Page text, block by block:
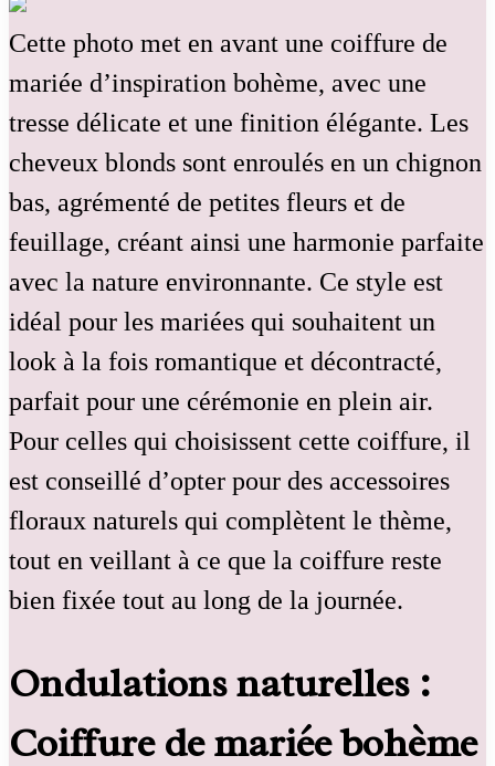
Cette photo met en avant une coiffure de
mariée d’inspiration bohème, avec une
tresse délicate et une finition élégante. Les
cheveux blonds sont enroulés en un chignon
bas, agrémenté de petites fleurs et de
feuillage, créant ainsi une harmonie parfaite
avec la nature environnante. Ce style est
idéal pour les mariées qui souhaitent un
look à la fois romantique et décontracté,
parfait pour une cérémonie en plein air.
Pour celles qui choisissent cette coiffure, il
est conseillé d’opter pour des accessoires
floraux naturels qui complètent le thème,
tout en veillant à ce que la coiffure reste
bien fixée tout au long de la journée.
Ondulations naturelles :
Coiffure de mariée bohème